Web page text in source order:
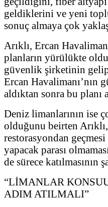
geldiklerini ve yeni
sonuç almaya çok
Arıklı, Ercan
planların yürülükte
güvenlik şirketinin gelip
Ercan Havalimanı’nın
aldıktan sonra bu planı
Deniz limanlarının ise
olduğunu beirten
restorasyondan
yapacak parası
de sürece
“LİMANLAR
ADIM ATILMALI”